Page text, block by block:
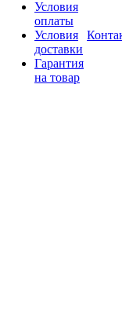
Условия
оплаты
Условия
доставки
Гарантия
на товар